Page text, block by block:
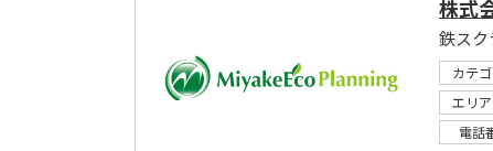
株式
鉄ス
カテ
エリ
電話